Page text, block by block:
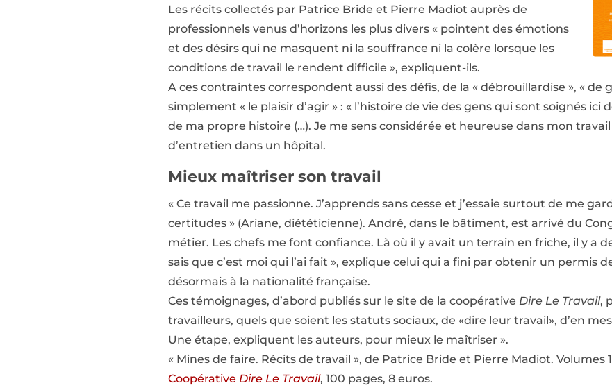
Les récits collectés par Patrice Bride et Pierre Madiot auprès de
professionnels venus d’horizons les plus divers « pointent des émotions
et des désirs qui ne masquent ni la souffrance ni la colère lorsque les
conditions de travail le rendent difficile », expliquent-ils.
A ces contraintes correspondent aussi des défis, de la « débrouillardise », « de
simplement « le plaisir d’agir » : « l’histoire de vie des gens qui sont soignés
de ma propre histoire (…). Je me sens considérée et heureuse dans mon
d’entretien dans un hôpital.
Mieux maîtriser son travail
« Ce travail me passionne. J’apprends sans cesse et j’essaie surtout de me
certitudes » (Ariane, diététicienne). André, dans le bâtiment, est arrivé du
métier. Les chefs me font confiance. Là où il y avait un terrain en friche, il y a
sais que c’est moi qui l’ai fait », explique celui qui a fini par obtenir un permis
désormais à la nationalité française.
Ces témoignages, d’abord publiés sur le site de la coopérative Dire Le Travail,
travailleurs, quels que soient les statuts sociaux, de «dire leur travail», d’en
Une étape, expliquent les auteurs, pour mieux le maîtriser ».
« Mines de faire. Récits de travail », de Patrice Bride et Pierre Madiot. Volumes
Coopérative Dire Le Travail, 100 pages, 8 euros.